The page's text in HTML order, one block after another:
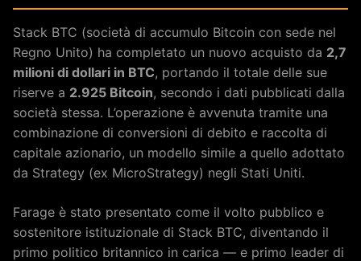
Stack BTC (società di accumulo Bitcoin con sede nel
Regno Unito) ha completato un nuovo acquisto da 2,7
milioni di dollari in BTC, portando il totale delle sue
riserve a 2.925 Bitcoin, secondo i dati pubblicati dalla
società stessa. L’operazione è avvenuta tramite una
combinazione di conversioni di debito e raccolta di
capitale azionario, un modello simile a quello adottato
da Strategy (ex MicroStrategy) negli Stati Uniti.
Farage è stato presentato come il volto pubblico e
sostenitore istituzionale di Stack BTC, diventando il
primo politico britannico in carica — e primo leader di